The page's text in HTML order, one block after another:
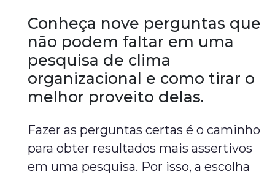
Conheça nove perguntas que
não podem faltar em uma
pesquisa de clima
organizacional e como tirar o
melhor proveito delas.
Fazer as perguntas certas é o caminho
para obter resultados mais assertivos
em uma pesquisa. Por isso, a escolha